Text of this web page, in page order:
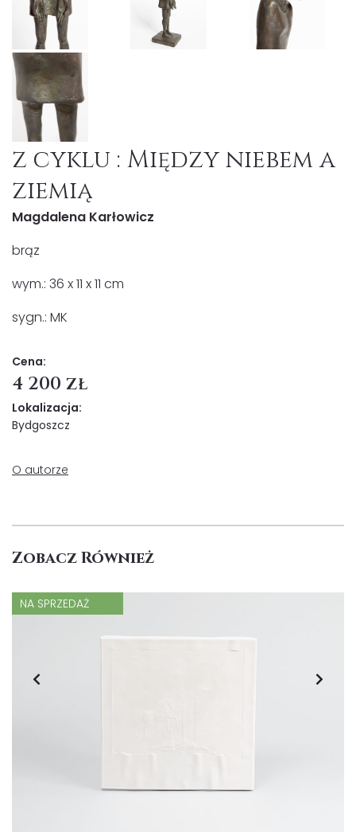
z cyklu : Między niebem a
ziemią
Magdalena Karłowicz
brąz
wym.: 36 x 11 x 11 cm
sygn.: MK
Cena:
4 200 zł
Lokalizacja:
Bydgoszcz
O autorze
Zobacz Również
NA SPRZEDAŻ